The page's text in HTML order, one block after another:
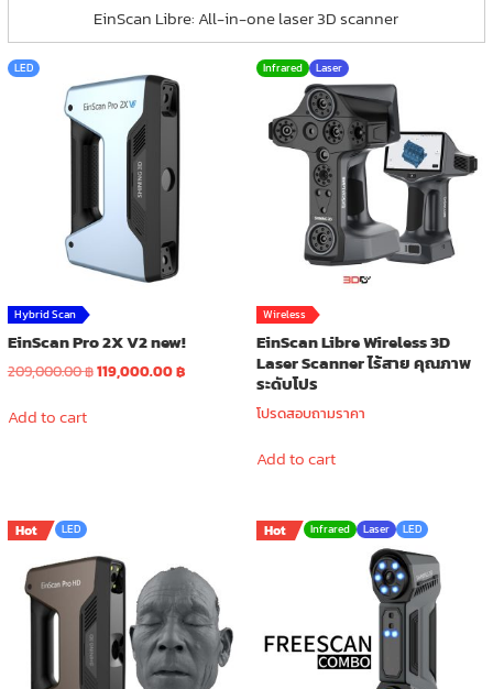
EinScan Libre: All-in-one laser 3D scanner
LED
Hybrid Scan
EinScan Pro 2X V2 new!
209,000.00฿Original
119,000.00฿Current
Add to cart
Infrared Laser
Wireless
EinScan Libre Wireless 3D
Laser Scanner ไร้สาย คุณภาพ
ระดับโปร
โปรดสอบถามราคา
Add to cart
Hot LED Hot Infrared Laser LED